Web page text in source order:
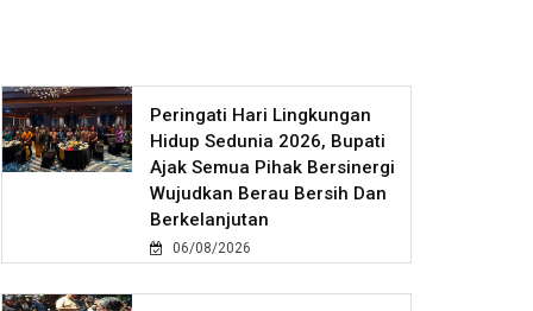
Peringati Hari Lingkungan
Hidup Sedunia 2026, Bupati
Ajak Semua Pihak Bersinergi
Wujudkan Berau Bersih Dan
Berkelanjutan
06/08/2026